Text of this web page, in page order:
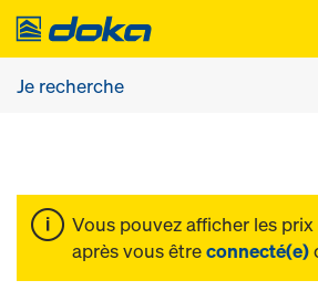
Vous pouvez afficher les
après vous êtreconnecté(e)